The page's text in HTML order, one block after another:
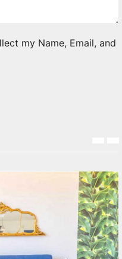
my Name, Email, and